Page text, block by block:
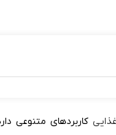
کاربردهای متنوعی